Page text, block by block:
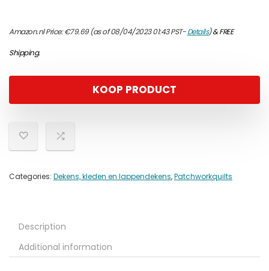
Amazon.nl Price:€79.69(as of 08/04/2023 01:43 PST-Details)&FREE
Shipping.
KOOP PRODUCT
Categories: Dekens, kleden en lappendekens,Patchworkquilts
Description
Additional information